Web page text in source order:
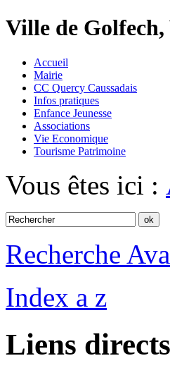
Ville de
Accueil
Mairie
CC Quercy Caussadais
Infos pratiques
Enfance Jeunesse
Associations
Vie Economique
Tourisme Patrimoine
Vous êtes ici :
Recherche
Index a z
Liens directs